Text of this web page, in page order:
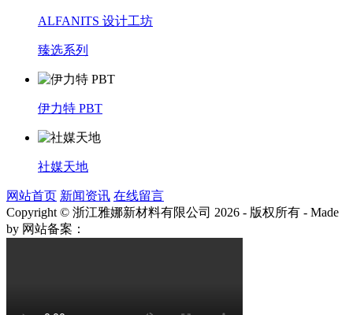
ALFANITS 设计工坊
臻选系列
伊力特 PBT
社媒天地
网站首页 新闻资讯 在线留言
Copyright © 浙江雅娜新材料有限公司 2026 - 版权所有 - Made
by 网站备案：